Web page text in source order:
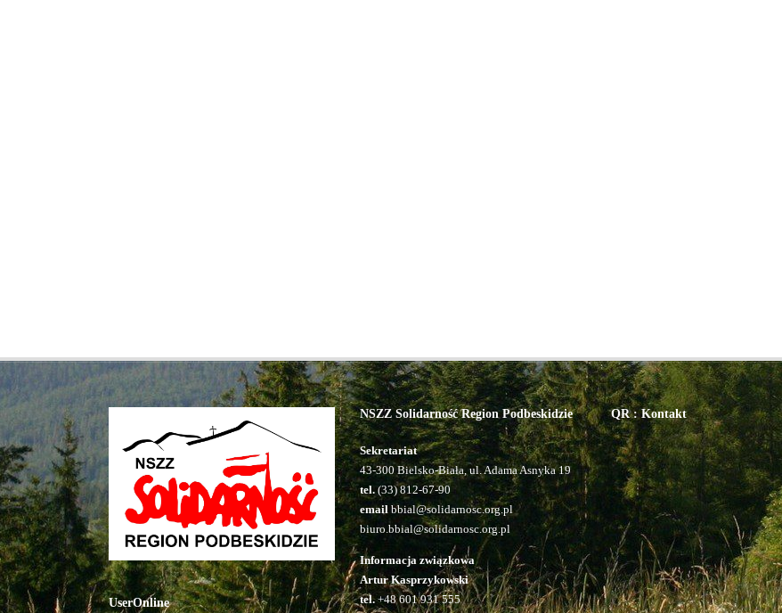
UserOnline
NSZZ Solidarność Region Podbeskidzie
Sekretariat
43-300 Bielsko-Biała, ul. Adama Asnyka 19
tel. (33) 812-67-90
email bbial@solidarnosc.org.pl
biuro.bbial@solidarnosc.org.pl
Informacja związkowa
Artur Kasprzykowski
tel.+48 601 931 555
QR : Kontakt